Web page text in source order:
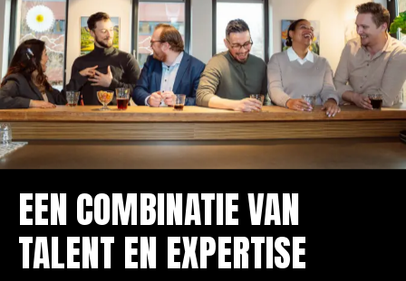
EEN COMBINATIE VAN
TALENT EN EXPERTISE